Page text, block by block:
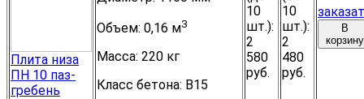
Плита низа
ПН 10 паз-
гребень
Объем: 0,16 м3
Масса: 220 кг
Класс бетона: B15
10
шт.):
2
580
руб.
10
шт.):
2
480
руб.
В
корзину